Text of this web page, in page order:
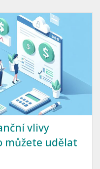
trhu. Tento
DCA funguje a
investiční
vlivy
můžete udělat